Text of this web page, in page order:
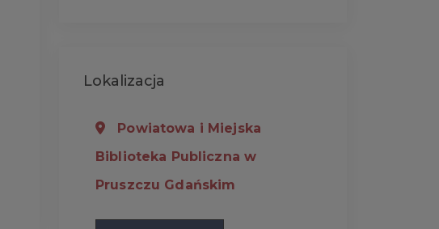
Lokalizacja
Powiatowa i Miejska
Biblioteka Publiczna w
Pruszczu Gdańskim